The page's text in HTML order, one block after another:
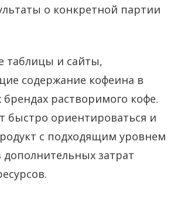
о конкретной партии
таблицы и сайты,
содержание кофеина в
растворимого кофе.
быстро ориентироваться и
с подходящим уровнем
дополнительных затрат